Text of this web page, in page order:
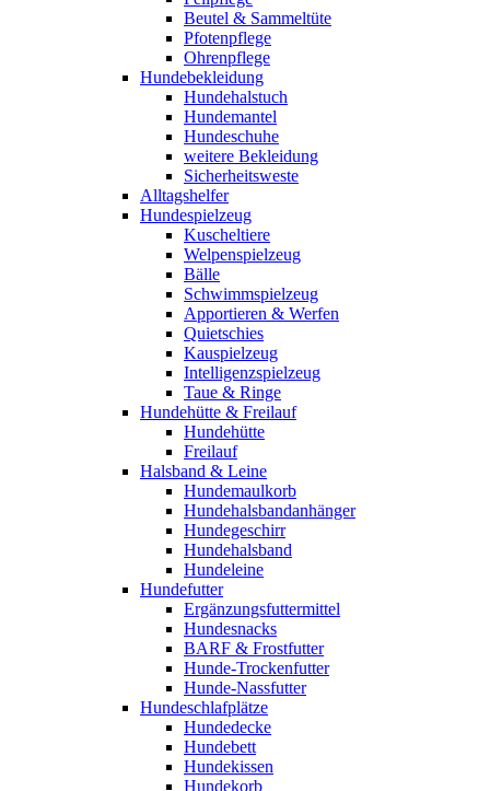
Beutel & Sammeltüte
Pfotenpflege
Ohrenpflege
Hundebekleidung
Hundehalstuch
Hundemantel
Hundeschuhe
weitere Bekleidung
Sicherheitsweste
Alltagshelfer
Hundespielzeug
Kuscheltiere
Welpenspielzeug
Bälle
Schwimmspielzeug
Apportieren & Werfen
Quietschies
Kauspielzeug
Intelligenzspielzeug
Taue & Ringe
Hundehütte & Freilauf
Hundehütte
Freilauf
Halsband & Leine
Hundemaulkorb
Hundehalsbandanhänger
Hundegeschirr
Hundehalsband
Hundeleine
Hundefutter
Ergänzungsfuttermittel
Hundesnacks
BARF & Frostfutter
Hunde-Trockenfutter
Hunde-Nassfutter
Hundeschlafplätze
Hundedecke
Hundebett
Hundekissen
Hundekorb